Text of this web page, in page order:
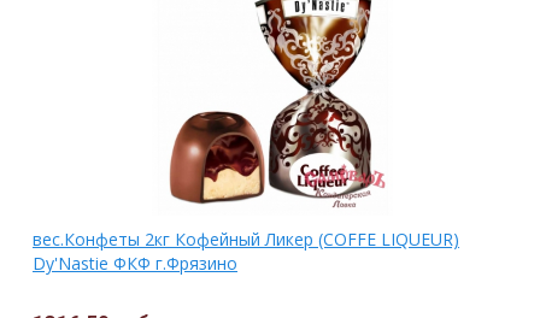
вес.Конфеты 2кг Кофейный Ликер (COFFE LIQUEUR)
Dy'Nastie ФКФ г.Фрязино